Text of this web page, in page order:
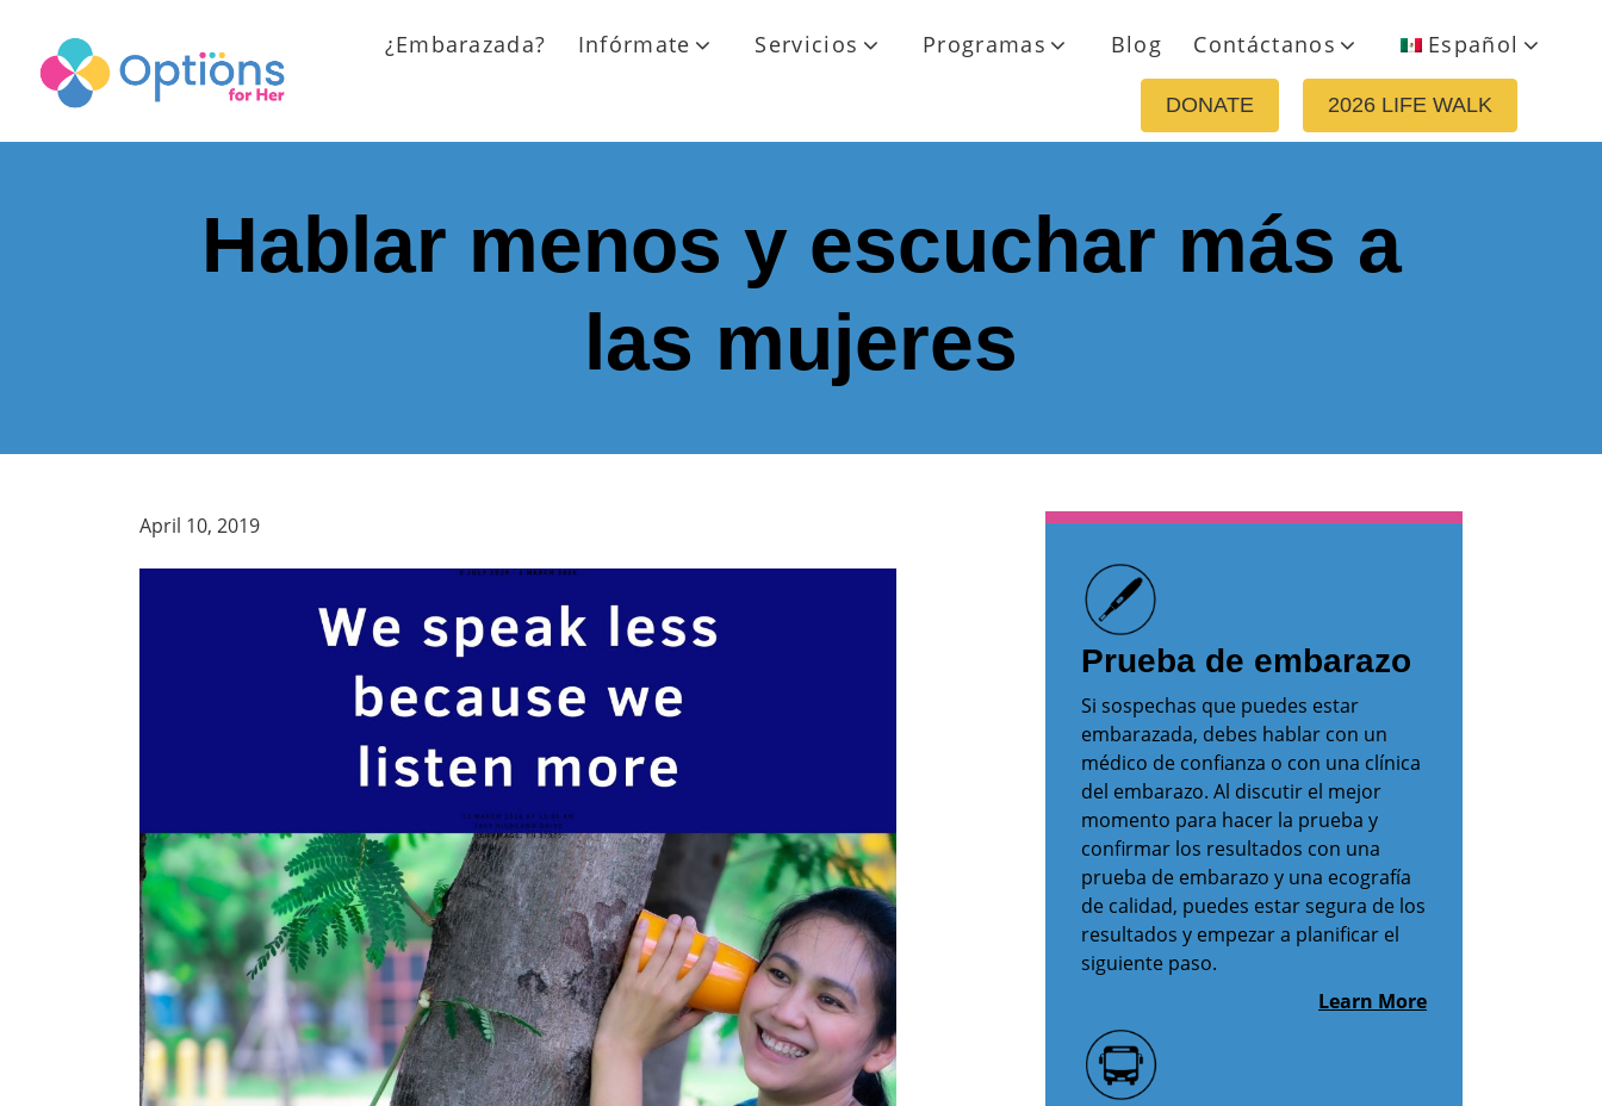
¿Embarazada? Infórmate Servicios Programas Blog Contáctanos Español
DONATE 2026 LIFE WALK
Hablar menos y escuchar más a
las mujeres
April 10, 2019
Prueba de embarazo
Si sospechas que puedes estar
embarazada, debes hablar con un
médico de confianza o con una clínica
del embarazo. Al discutir el mejor
momento para hacer la prueba y
confirmar los resultados con una
prueba de embarazo y una ecografía
de calidad, puedes estar segura de los
resultados y empezar a planificar el
siguiente paso.
Learn More